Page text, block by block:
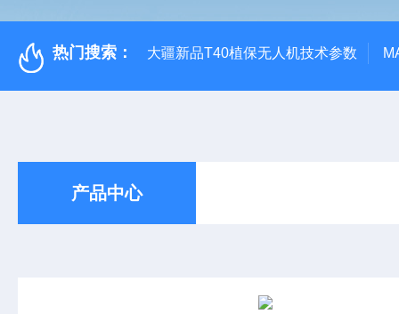
热门搜索： 大疆新品T40植保无人机技术参数
产品中心